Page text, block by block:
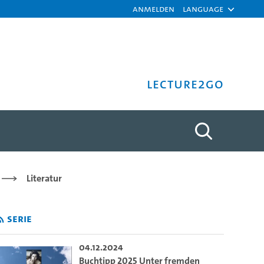
Anmelden Language
Lecture2Go
- Universität Hamburg
Literatur
Serie
04.12.2024
Buchtipp 2025 Unter fremden